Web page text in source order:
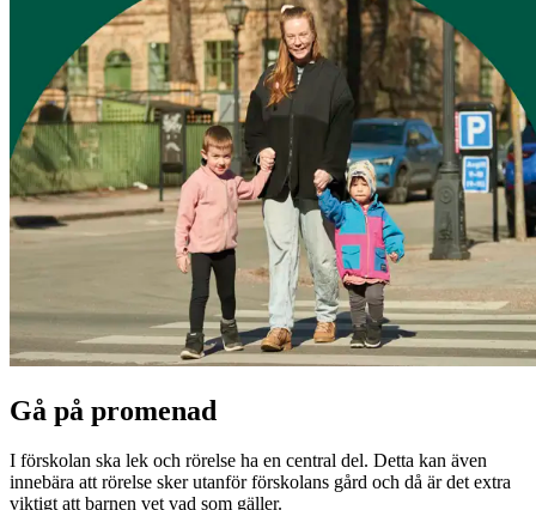
Gå på promenad
I förskolan ska lek och rörelse ha en central del. Detta kan även
innebära att rörelse sker utanför förskolans gård och då är det extra
viktigt att barnen vet vad som gäller.